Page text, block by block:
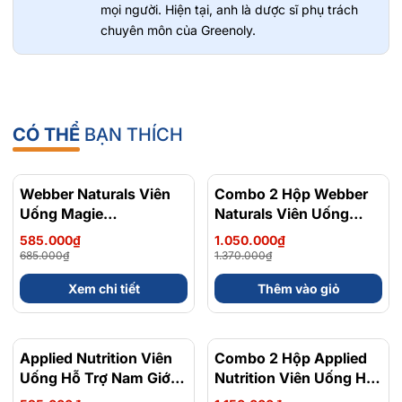
Greenoly cam kết cung cấp sản phẩm chính
hãng 100%, có nguồn gốc rõ ràng và an toàn
🌐
Website: greenoly.vn
📩
mọi người. Hiện tại, anh là dược sĩ phụ trách
chuyên môn của Greenoly.
CÓ THỂ BẠN THÍCH
- 15%
Webber Naturals Viên
Uống Magie
Magnesium
Bisglycinate 200mg -
Chính Ngạch Canada,
Xuất VAT
585.000₫
685.000₫
Xem chi tiết
- 23%
Combo 2 Hộp Webber
Naturals Viên Uống
Magie Dễ Dàng Hấp
Làm Dịu Nhẹ Cho Hệ
Tiêu Hóa Magnesium
Bisglycinate 200mg -
Hộp 120 Viên
1.050.000₫
1.370.000₫
Thêm vào giỏ
Applied Nutrition Viên
Uống Hỗ Trợ Nam Giới
120 viên - Chính Ngạch
Combo 2 Hộp Applied
Nutrition Viên Uống Hỗ
Trợ Nam Giới 120 viên